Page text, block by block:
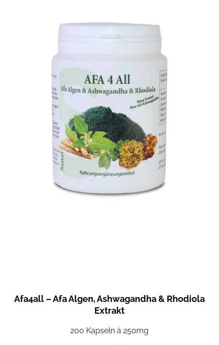
Afa4all – Afa Algen, Ashwagandha & Rhodiola
Extrakt
200 Kapseln à 250mg